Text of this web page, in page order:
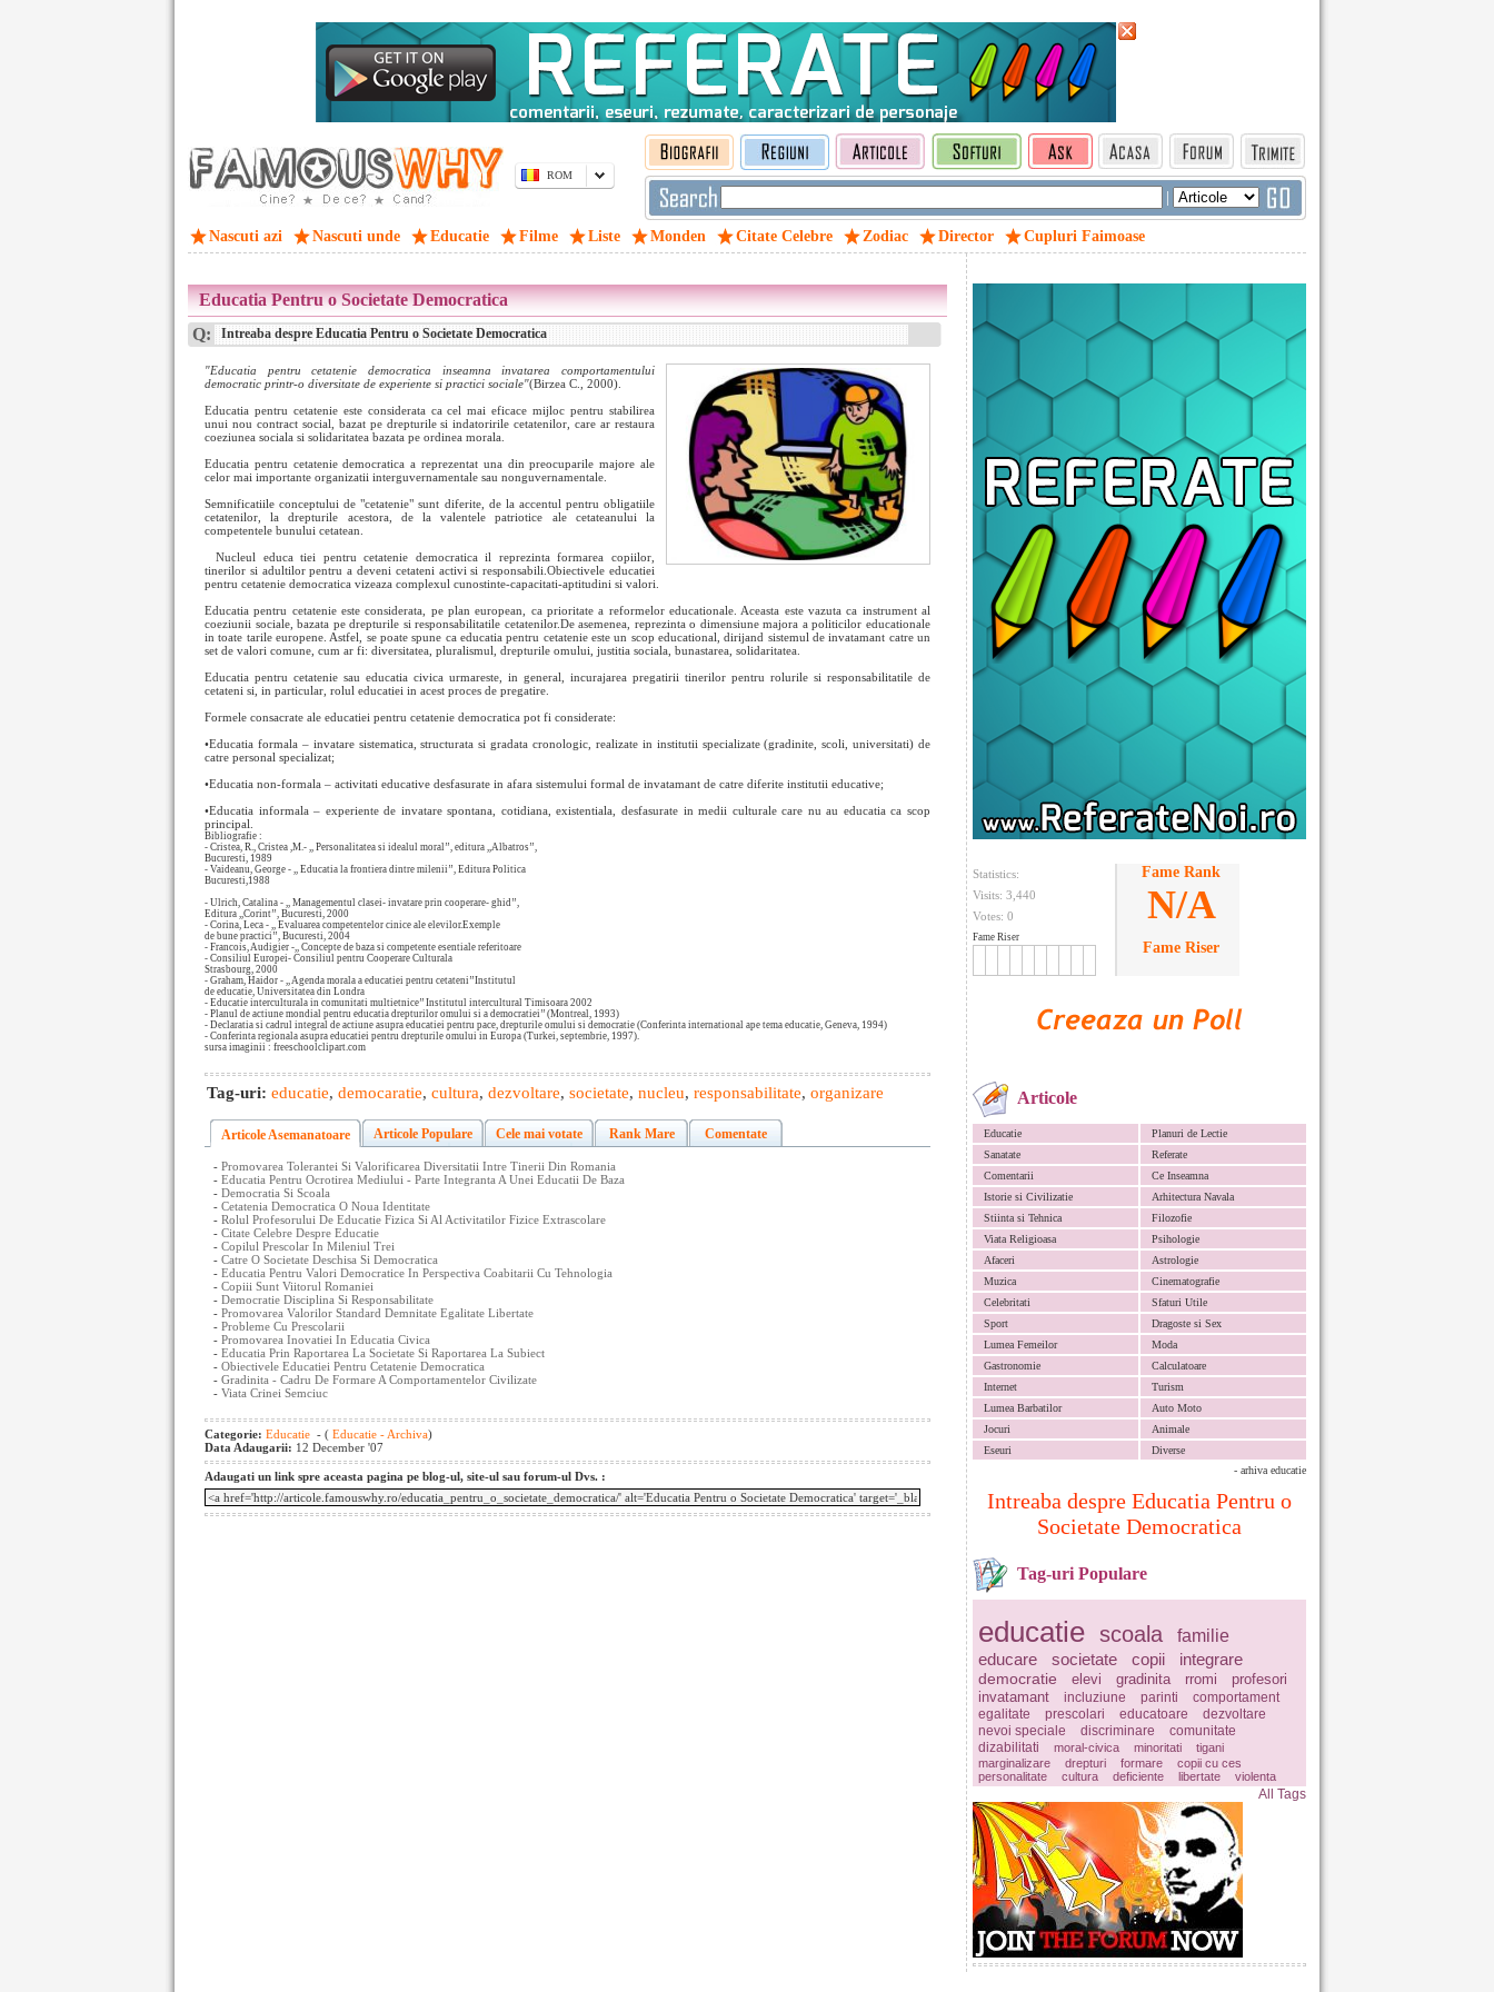
ROM
|
Nascuti azi Nascuti unde Educatie Filme Liste Monden Citate Celebre Zodiac Director Cupluri Faimoase
Statistics:
Visits: 3,440
Votes: 0
Fame Riser
Fame Rank
N/A
Fame Riser
Articole
Educatie
Planuri de Lectie
Sanatate
Referate
Comentarii
Ce Inseamna
Istorie si Civilizatie
Arhitectura Navala
Stiinta si Tehnica
Filozofie
Viata Religioasa
Psihologie
Afaceri
Astrologie
Muzica
Cinematografie
Celebritati
Sfaturi Utile
Sport
Dragoste si Sex
Lumea Femeilor
Moda
Gastronomie
Calculatoare
Internet
Turism
Lumea Barbatilor
Auto Moto
Jocuri
Animale
Eseuri
Diverse
- arhiva educatie
Intreaba despre Educatia Pentru o
Societate Democratica
Tag-uri Populare
educatie scoala
familie
educare
societate copii integrare
democratie elevi gradinita rromi
profesori
invatamant
incluziune parinti
comportament
egalitate
prescolari educatoare
dezvoltare
nevoi speciale
discriminare
comunitate
dizabilitati
moral-civica minoritati
tigani
marginalizare
drepturi formare
copii cu ces
personalitate
cultura deficiente libertate violenta
All Tags
Educatia Pentru o Societate Democratica
Q: Intreaba despre Educatia Pentru o Societate Democratica
"Educatia pentru cetatenie democratica inseamna invatarea comportamentului
democratic printr-o diversitate de experiente si practici sociale"(Birzea C., 2000).
Educatia pentru cetatenie este considerata ca cel mai eficace mijloc pentru stabilirea
unui nou contract social, bazat pe drepturile si indatoririle cetatenilor, care ar restaura
coeziunea sociala si solidaritatea bazata pe ordinea morala.
Educatia pentru cetatenie democratica a reprezentat una din preocuparile majore ale
celor mai importante organizatii interguvernamentale sau nonguvernamentale.
Semnificatiile conceptului de "cetatenie" sunt diferite, de la accentul pentru obligatiile
cetatenilor, la drepturile acestora, de la valentele patriotice ale cetateanului la
competentele bunului cetatean.
Nucleul educatiei pentru cetatenie democratica il reprezinta formarea copiilor,
tinerilor si adultilor pentru a deveni cetateni activi si responsabili.Obiectivele educatiei
pentru cetatenie democratica vizeaza complexul cunostinte-capacitati-aptitudini si valori.
Educatia pentru cetatenie este considerata, pe plan european, ca prioritate a reformelor educationale. Aceasta este vazuta ca instrument al
coeziunii sociale, bazata pe drepturile si responsabilitatile cetatenilor.De asemenea, reprezinta o dimensiune majora a politicilor educationale
in toate tarile europene. Astfel, se poate spune ca educatia pentru cetatenie este un scop educational, dirijand sistemul de invatamant catre un
set de valori comune, cum ar fi: diversitatea, pluralismul, drepturile omului, justitia sociala, bunastarea, solidaritatea.
Educatia pentru cetatenie sau educatia civica urmareste, in general, incurajarea pregatirii tinerilor pentru rolurile si responsabilitatile de
cetateni si, in particular, rolul educatiei in acest proces de pregatire.
Formele consacrate ale educatiei pentru cetatenie democratica pot fi considerate:
•Educatia formala – invatare sistematica, structurata si gradata cronologic, realizate in institutii specializate (gradinite, scoli, universitati) de
catre personal specializat;
•Educatia non-formala – activitati educative desfasurate in afara sistemului formal de invatamant de catre diferite institutii educative;
•Educatia informala – experiente de invatare spontana, cotidiana, existentiala, desfasurate in medii culturale care nu au educatia ca scop
principal.
Bibliografie :
- Cristea, R., Cristea ,M.- ,, Personalitatea si idealul moral’’, editura ,,Albatros’’,
Bucuresti, 1989
- Vaideanu, George - ,, Educatia la frontiera dintre milenii’’, Editura Politica
Bucuresti,1988
- Ulrich, Catalina - ,, Managementul clasei- invatare prin cooperare- ghid’’,
Editura ,,Corint’’, Bucuresti, 2000
- Corina, Leca - ,, Evaluarea competentelor cinice ale elevilor.Exemple
de bune practici’’, Bucuresti, 2004
- Francois, Audigier -,, Concepte de baza si competente esentiale referitoare
- Consiliul Europei- Consiliul pentru Cooperare Culturala
Strasbourg, 2000
- Graham, Haidor - ,, Agenda morala a educatiei pentru cetateni’’Institutul
de educatie, Universitatea din Londra
- Educatie interculturala in comunitati multietnice’’ Institutul intercultural Timisoara 2002
- Planul de actiune mondial pentru educatia drepturilor omului si a democratiei’’ (Montreal, 1993)
- Declaratia si cadrul integral de actiune asupra educatiei pentru pace, drepturile omului si democratie (Conferinta international ape tema educatie, Geneva, 1994)
- Conferinta regionala asupra educatiei pentru drepturile omului in Europa (Turkei, septembrie, 1997).
sursa imaginii : freeschoolclipart.com
Tag-uri: educatie, democaratie, cultura, dezvoltare, societate, nucleu, responsabilitate, organizare
Articole Asemanatoare Articole Populare Cele mai votate Rank Mare Comentate
- Promovarea Tolerantei Si Valorificarea Diversitatii Intre Tinerii Din Romania
- Educatia Pentru Ocrotirea Mediului - Parte Integranta A Unei Educatii De Baza
- Democratia Si Scoala
- Cetatenia Democratica O Noua Identitate
- Rolul Profesorului De Educatie Fizica Si Al Activitatilor Fizice Extrascolare
- Citate Celebre Despre Educatie
- Copilul Prescolar In Mileniul Trei
- Catre O Societate Deschisa Si Democratica
- Educatia Pentru Valori Democratice In Perspectiva Coabitarii Cu Tehnologia
- Copiii Sunt Viitorul Romaniei
- Democratie Disciplina Si Responsabilitate
- Promovarea Valorilor Standard Demnitate Egalitate Libertate
- Probleme Cu Prescolarii
- Promovarea Inovatiei In Educatia Civica
- Educatia Prin Raportarea La Societate Si Raportarea La Subiect
- Obiectivele Educatiei Pentru Cetatenie Democratica
- Gradinita - Cadru De Formare A Comportamentelor Civilizate
- Viata Crinei Semciuc
Categorie: Educatie - ( Educatie - Archiva)
Data Adaugarii: 12 December '07
Adaugati un link spre aceasta pagina pe blog-ul, site-ul sau forum-ul Dvs. :